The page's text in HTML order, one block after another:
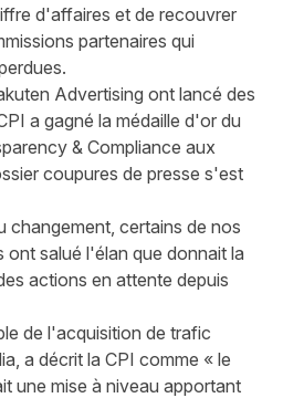
d'affaires et de recouvrer
partenaires qui
Advertising ont lancé des
a gagné la médaille d'or du
& Compliance aux
coupures de presse s'est
changement, certains de nos
ont salué l'élan que donnait la
actions en attente depuis
de l'acquisition de trafic
a décrit la CPI comme « le
une mise à niveau apportant